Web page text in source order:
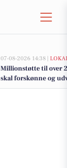
07-08-2026 14:38 |
Millionstøtte til over
skal forskønne og
Kommunes mindre